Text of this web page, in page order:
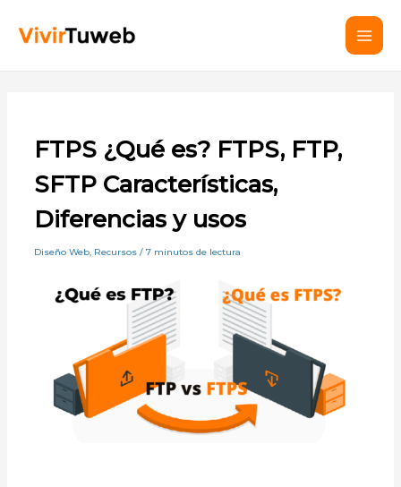
FTPS ¿Qué es? FTPS, FTP,
SFTP Características,
Diferencias y usos
Diseño Web Recursos /7 minutos de lectura